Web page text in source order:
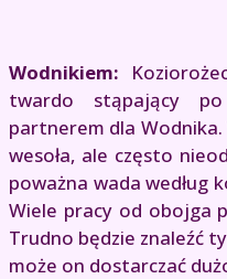
Wodnikiem:
twardo stąpający
partnerem dla
wesoła, ale często
poważna wada według
Wiele pracy od obojga
Trudno będzie znaleźć
może on dostarczać